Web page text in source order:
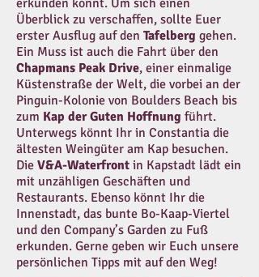
erkunden könnt. Um sich einen
Überblick zu verschaffen, sollte Euer
erster Ausflug auf den Tafelberg gehen.
Ein Muss ist auch die Fahrt über den
Chapmans Peak Drive, einer einmalige
Küstenstraße der Welt, die vorbei an der
Pinguin-Kolonie von Boulders Beach bis
zum Kap der Guten Hoffnung führt.
Unterwegs könnt Ihr in Constantia die
ältesten Weingüter am Kap besuchen.
Die V&A-Waterfront in Kapstadt lädt ein
mit unzähligen Geschäften und
Restaurants. Ebenso könnt Ihr die
Innenstadt, das bunte Bo-Kaap-Viertel
und den Company’s Garden zu Fuß
erkunden. Gerne geben wir Euch unsere
persönlichen Tipps mit auf den Weg!